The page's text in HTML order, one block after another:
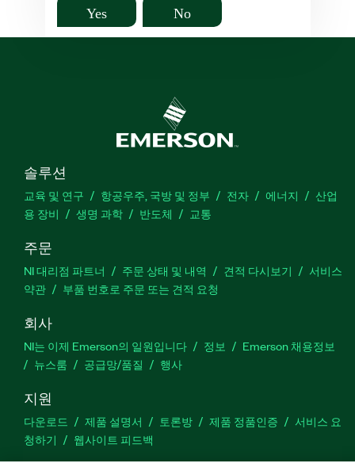
Yes No
솔루션
교육 및 연구 항공우주, 국방 및 정부 전자 에너지
산업
용 장비
생명 과학 반도체 교통
주문
NI 대리점 파트너 주문 상태 및 내역 견적 다시보기
서비스
약관
부품 번호로 주문 또는 견적 요청
회사
NI는 이제 Emerson의 일원입니다 정보
Emerson 채용정보
뉴스룸
공급망/품질 행사
지원
다운로드 제품 설명서 토론방 제품 정품인증
서비스 요
청하기
웹사이트 피드백